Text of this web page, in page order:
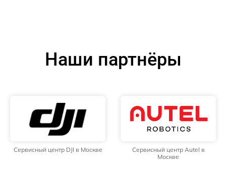
Наши партнёры
Сервисный центр DJI в Москве
Сервисный центр Autel в
Москве